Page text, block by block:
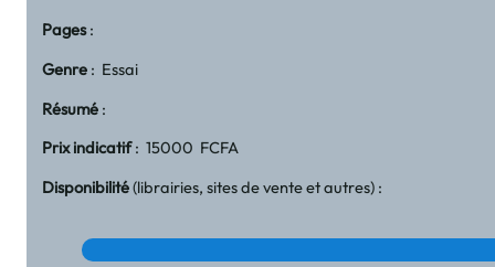
Pages:
Genre : Essai
Résumé :
Prix indicatif: 15000 FCFA
Disponibilité(librairies, sites de vente et autres) :